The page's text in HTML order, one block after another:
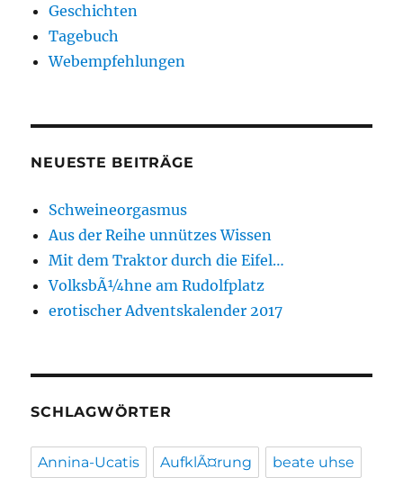
Geschichten
Tagebuch
Webempfehlungen
NEUESTE BEITRÄGE
Schweineorgasmus
Aus der Reihe unnützes Wissen
Mit dem Traktor durch die Eifel…
VolksbÃ¼hne am Rudolfplatz
erotischer Adventskalender 2017
SCHLAGWÖRTER
Annina-Ucatis AufklÃ¤rung beate uhse